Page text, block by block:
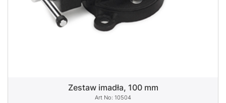
Zestaw imadła, 100 mm
10504